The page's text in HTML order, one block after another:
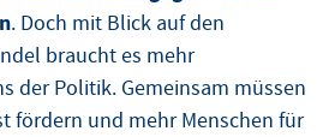
. Doch mit Blick auf den
braucht es mehr
der Politik. Gemeinsam müssen
fördern und mehr Menschen für